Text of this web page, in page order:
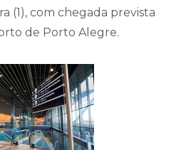
(1), com chegada prevista
de Porto Alegre.